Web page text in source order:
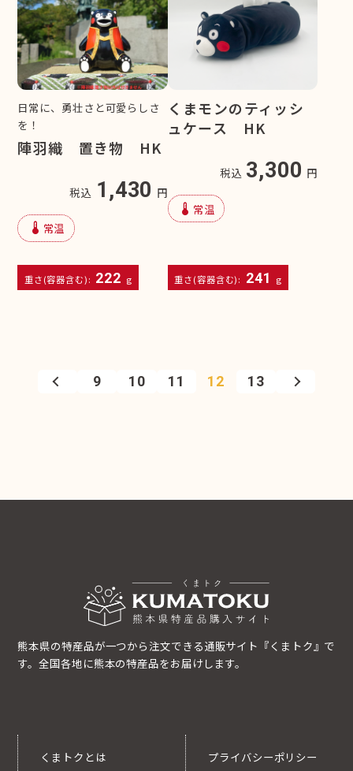
日常に、勇壮さと可愛らしさ
を！
陣羽織 置き物 HK
税込 1,430 円
device_thermostat 常温
重さ(容器含む): 222 g
くまモンのティッシ
ュケース HK
税込 3,300 円
device_thermostat 常温
重さ(容器含む): 241 g
9 10 11 12 13
熊本県の特産品が一つから注文できる通販サイト『くまトク』で
す。全国各地に熊本の特産品をお届けします。
くまトクとは プライバシーポリシー